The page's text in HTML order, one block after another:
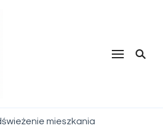
mieszkania